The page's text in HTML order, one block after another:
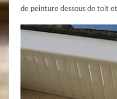
de peinture dessous de toit